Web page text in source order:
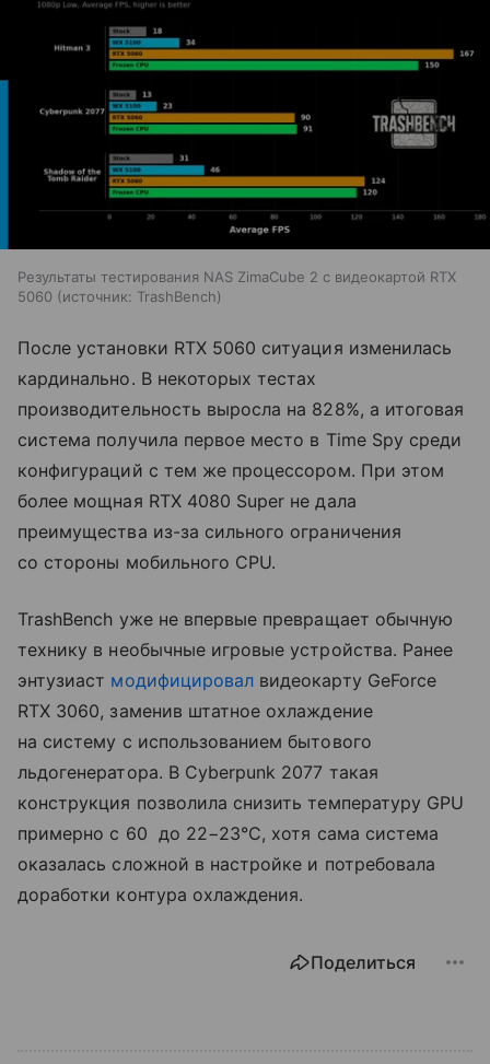
Результаты тестирования NAS ZimaCube 2 с видеокартой RTX
5060
источник: TrashBench
После установки RTX 5060 ситуация изменилась
кардинально. В некоторых тестах
производительность выросла на 828%, а итоговая
система получила первое место в Time Spy среди
конфигураций с тем же процессором. При этом
более мощная RTX 4080 Super не дала
преимущества из-за сильного ограничения
со стороны мобильного CPU.
TrashBench уже не впервые превращает обычную
технику в необычные игровые устройства. Ранее
энтузиаст модифицировал видеокарту GeForce
RTX 3060, заменив штатное охлаждение
на систему с использованием бытового
льдогенератора. В Cyberpunk 2077 такая
конструкция позволила снизить температуру GPU
примерно с 60 до 22−23°C, хотя сама система
оказалась сложной в настройке и потребовала
доработки контура охлаждения.
Поделиться